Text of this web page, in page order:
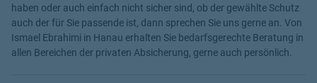
haben oder auch einfach nicht sicher sind, ob der gewählte Schutz
auch der für Sie passende ist, dann sprechen Sie uns gerne an. Von
Ismael Ebrahimi in Hanau erhalten Sie bedarfsgerechte Beratung in
allen Bereichen der privaten Absicherung, gerne auch persönlich.